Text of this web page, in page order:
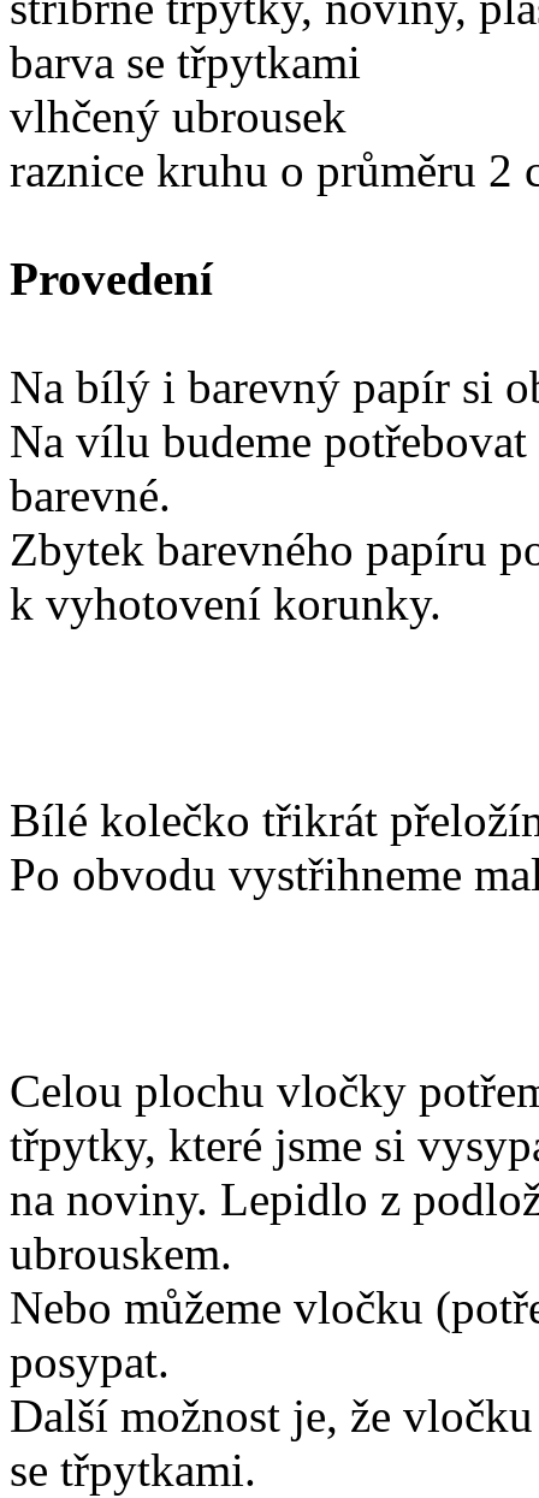
barva se třpytkami
vlhčený ubrousek
raznice kruhu o průměru 2
Provedení
Na bílý i barevný papír si
Na vílu budeme
barevné.
Zbytek barevného papíru
k vyhotovení korunky.
Bílé kolečko třikrát
Po obvodu vystřihneme
Celou plochu vločky
třpytky, které jsme si
na noviny. Lepidlo z
ubrouskem.
Nebo můžeme vločku
posypat.
Další možnost je, že
se třpytkami.